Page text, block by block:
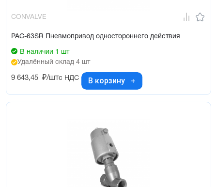
CONVALVE
PAC-63SR Пневмопривод одностороннего действия
В наличии 1 шт
Удалённый склад 4 шт
9 643,45 ₽/штс НДС В корзину